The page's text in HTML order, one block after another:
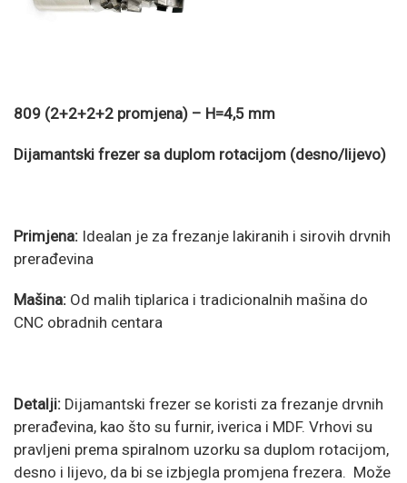
809 (2+2+2+2 promjena) – H=4,5 mm
Dijamantski frezer sa duplom rotacijom (desno/lijevo)
Primjena: Idealan je za frezanje lakiranih i sirovih drvnih
prerađevina
Mašina: Od malih tiplarica i tradicionalnih mašina do
CNC obradnih centara
Detalji: Dijamantski frezer se koristi za frezanje drvnih
prerađevina, kao što su furnir, iverica i MDF. Vrhovi su
pravljeni prema spiralnom uzorku sa duplom rotacijom,
desno i lijevo, da bi se izbjegla promjena frezera. Može